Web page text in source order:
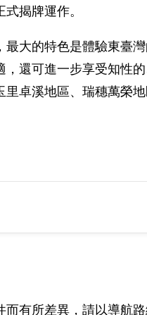
揭牌運作。
大的特色是體驗東臺
還可進一步享受知性
卓溪地區、瑞穗萬榮
有所差異，請以導航路